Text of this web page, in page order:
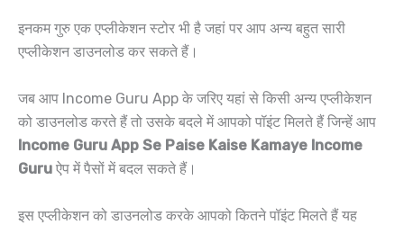
इनकम गुरु एक एप्लीकेशन स्टोर भी है जहां पर आप अन्य बहुत सारी
एप्लीकेशन डाउनलोड कर सकते हैं।
जब आप Income Guru App के जरिए यहां से किसी अन्य एप्लीकेशन
को डाउनलोड करते हैं तो उसके बदले में आपको पॉइंट मिलते हैं जिन्हें आप
Income Guru App Se Paise Kaise Kamaye Income
Guru ऐप में पैसों में बदल सकते हैं।
इस एप्लीकेशन को डाउनलोड करके आपको कितने पॉइंट मिलते हैं यह